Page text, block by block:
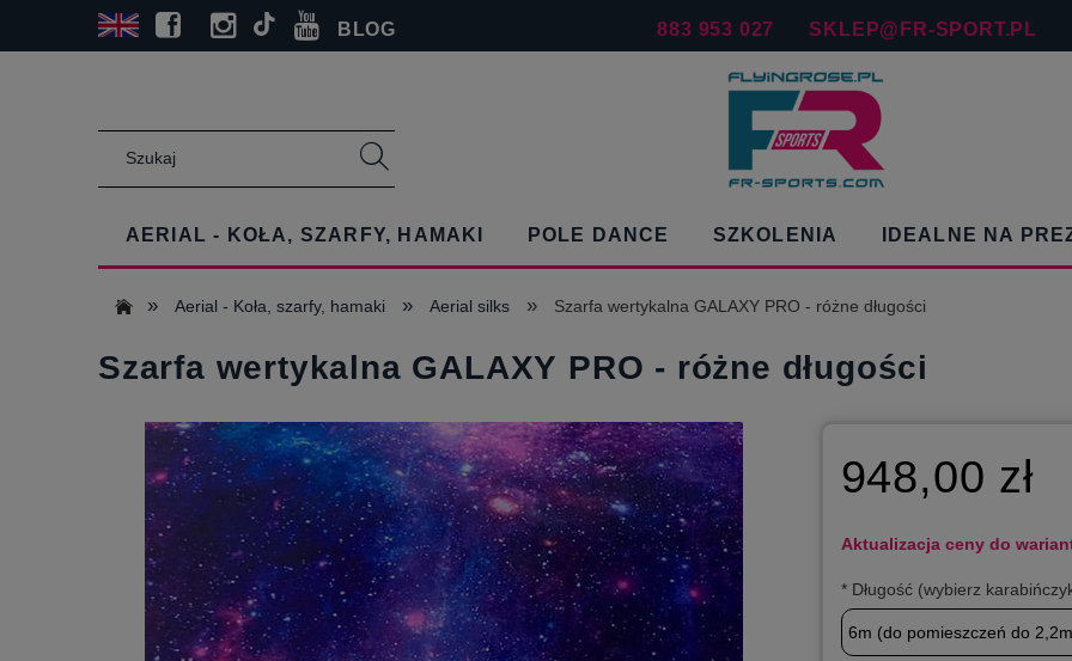
BLOG 883 953 027 SKLEP@FR-SPORT.PL
AERIAL - KOŁA, SZARFY, HAMAKI POLE DANCE SZKOLENIA IDEALNE NA
» Aerial - Koła, szarfy, hamaki » Aerial silks » Szarfa wertykalna GALAXY PRO - różne długości
Szarfa wertykalna GALAXY PRO - różne długości
948,00 zł
Aktualizacja ceny do
*Długość (wybierz